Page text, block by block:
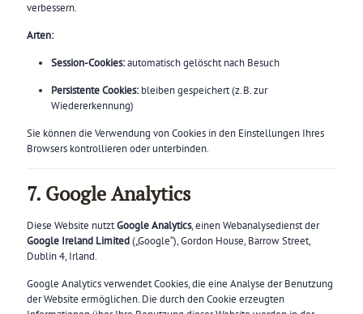
verbessern.
Arten:
Session-Cookies:automatisch gelöscht nach Besuch
Persistente Cookies:bleiben gespeichert (z. B. zur
Wiedererkennung)
Sie können die Verwendung von Cookies in den Einstellungen Ihres
Browsers kontrollieren oder unterbinden.
7. Google Analytics
Diese Website nutztGoogle Analytics, einen Webanalysedienst der
Google Ireland Limited(„Google“), Gordon House, Barrow Street,
Dublin 4, Irland.
Google Analytics verwendet Cookies, die eine Analyse der Benutzung
der Website ermöglichen. Die durch den Cookie erzeugten